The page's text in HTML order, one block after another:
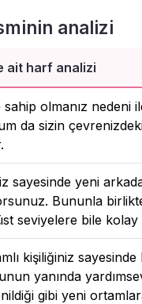
analizi
ait harf analizi
sahip olmanız
da sizin
sayesinde yeni
Bununla
seviyelere bile kolay
kişiliğiniz
yanında
gibi yeni